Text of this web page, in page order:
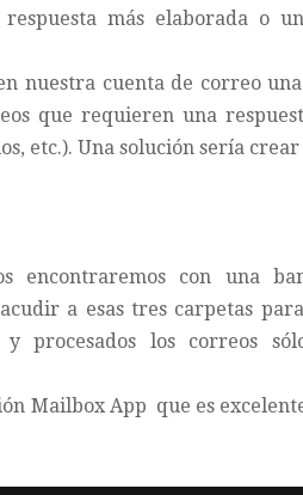
más elaborada o
nuestra cuenta de correo
que requieren una
etc.). Una solución sería crear
encontraremos con una
a esas tres carpetas
procesados los correos
Mailbox App que es